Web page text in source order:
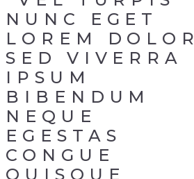
NUNC EGET
LOREM DOLOR
SED VIVERRA
IPSUM
BIBENDUM
NEQUE
EGESTAS
CONGUE
QUISQUE